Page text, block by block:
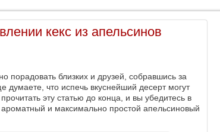
кекс из апельсинов
порадовать близких и друзей, собравшись за
что испечь вкуснейший десерт могут
эту статью до конца, и вы убедитесь в
и максимально простой апельсиновый